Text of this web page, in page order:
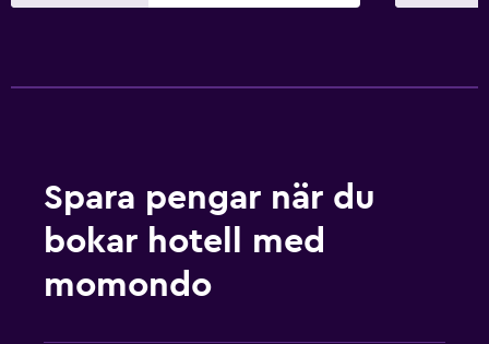
Spara pengar när du
bokar hotell med
momondo